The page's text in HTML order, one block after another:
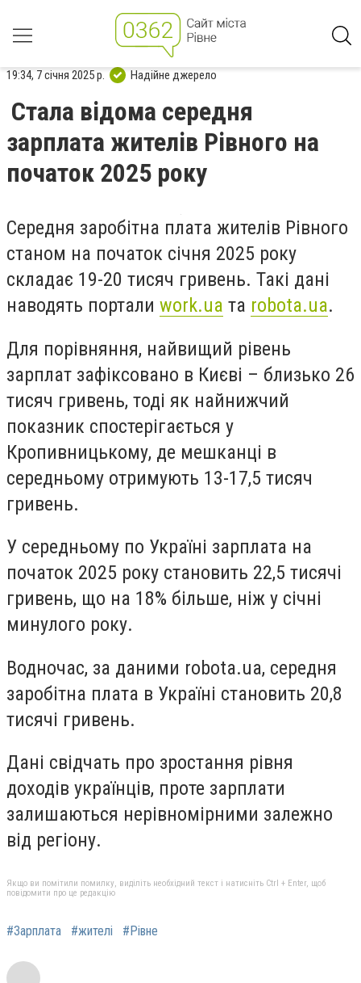
19:34, 7 січня 2025 р. Надійне джерело
Стала відома середня
зарплата жителів Рівного на
початок 2025 року
Середня заробітна плата жителів Рівного
станом на початок січня 2025 року
складає 19-20 тисяч гривень. Такі дані
наводять портали work.ua та robota.ua.
Для порівняння, найвищий рівень
зарплат зафіксовано в Києві – близько 26
тисяч гривень, тоді як найнижчий
показник спостерігається у
Кропивницькому, де мешканці в
середньому отримують 13-17,5 тисяч
гривень.
У середньому по Україні зарплата на
початок 2025 року становить 22,5 тисячі
гривень, що на 18% більше, ніж у січні
минулого року.
Водночас, за даними robota.ua, середня
заробітна плата в Україні становить 20,8
тисячі гривень.
Дані свідчать про зростання рівня
доходів українців, проте зарплати
залишаються нерівномірними залежно
від регіону.
Якщо ви помітили помилку, виділіть необхідний текст і натисніть Ctrl + Enter, щоб
повідомити про це редакцію
#Зарплата #жителі #Рівне